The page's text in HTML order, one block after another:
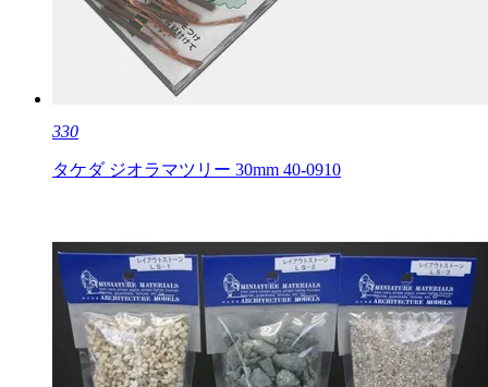
330
タケダ ジオラマツリー 30mm 40-0910